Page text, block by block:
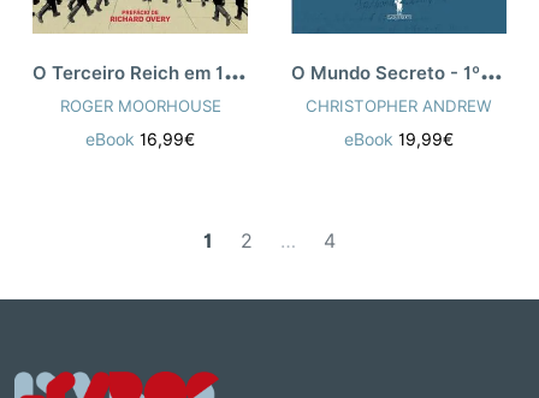
O
Terceiro Reich em 100 Objetos
ROGER MOORHOUSE
eBook16,99€
O
Mundo Secreto - 1º Vol
CHRISTOPHER ANDREW
eBook 19,99€
1 2 … 4